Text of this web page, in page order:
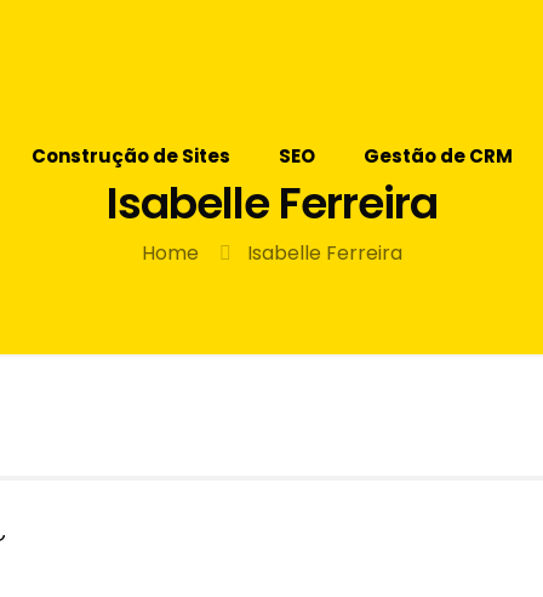
Construção de Sites SEO Gestão de CRM
Isabelle Ferreira
Home Isabelle Ferreira